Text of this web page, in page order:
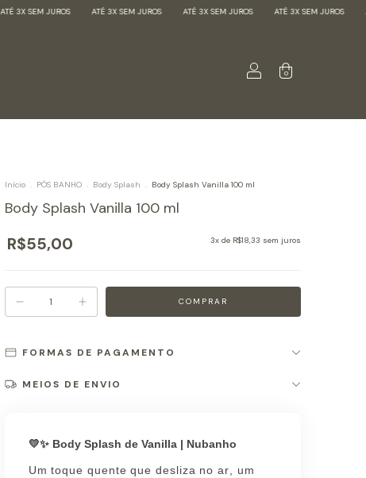
ATÉ 3X SEM JUROS ATÉ 3X SEM JUROS ATÉ 3X SEM JUROS ATÉ 3X SEM JUROS
0
Início . PÓS BANHO . Body Splash . Body Splash Vanilla 100 ml
Body Splash Vanilla 100 ml
R$55,00 3x de R$18,33 sem juros
FORMAS DE PAGAMENTO
MEIOS DE ENVIO
💛✨ Body Splash de Vanilla | Nubanho
Um toque quente que desliza no ar, um